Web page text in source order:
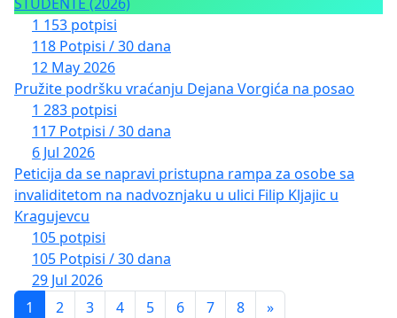
1 153 potpisi
118 Potpisi / 30 dana
12 May 2026
Pružite podršku vraćanju Dejana Vorgića na posao
1 283 potpisi
117 Potpisi / 30 dana
6 Jul 2026
Peticija da se napravi pristupna rampa za osobe sa
invaliditetom na nadvoznjaku u ulici Filip Kljajic u
Kragujevcu
105 potpisi
105 Potpisi / 30 dana
29 Jul 2026
1
2 3 4 5 6 7 8 »